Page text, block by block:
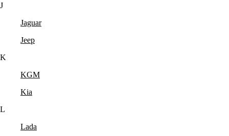
J
Jaguar
Jeep
K
KGM
Kia
L
Lada